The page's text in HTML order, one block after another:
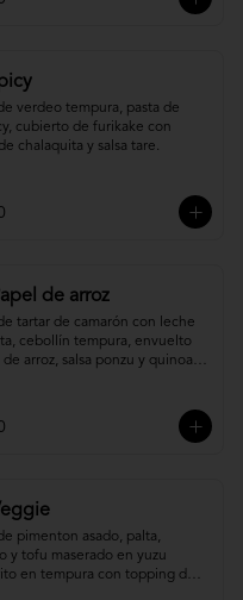
verdeo tempura, pasta de
cubierto de furikake con
chalaquita y salsa tare.
de arroz
tartar de camarón con leche
cebollín tempura, envuelto
arroz, salsa ponzu y quinoa
pimenton asado, palta,
y tofu maserado en yuzu
en tempura con topping de